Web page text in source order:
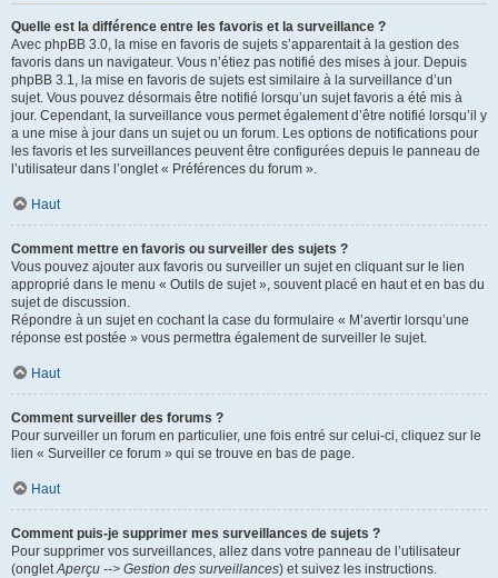
Quelle est la différence entre les favoris et la surveillance ?
Avec phpBB 3.0, la mise en favoris de sujets s’apparentait à la gestion des
favoris dans un navigateur. Vous n’étiez pas notifié des mises à jour. Depuis
phpBB 3.1, la mise en favoris de sujets est similaire à la surveillance d’un
sujet. Vous pouvez désormais être notifié lorsqu’un sujet favoris a été mis à
jour. Cependant, la surveillance vous permet également d’être notifié lorsqu’il y
a une mise à jour dans un sujet ou un forum. Les options de notifications pour
les favoris et les surveillances peuvent être configurées depuis le panneau de
l’utilisateur dans l’onglet « Préférences du forum ».
Haut
Comment mettre en favoris ou surveiller des sujets ?
Vous pouvez ajouter aux favoris ou surveiller un sujet en cliquant sur le lien
approprié dans le menu « Outils de sujet », souvent placé en haut et en bas du
sujet de discussion.
Répondre à un sujet en cochant la case du formulaire « M’avertir lorsqu’une
réponse est postée » vous permettra également de surveiller le sujet.
Haut
Comment surveiller des forums ?
Pour surveiller un forum en particulier, une fois entré sur celui-ci, cliquez sur le
lien « Surveiller ce forum » qui se trouve en bas de page.
Haut
Comment puis-je supprimer mes surveillances de sujets ?
Pour supprimer vos surveillances, allez dans votre panneau de l’utilisateur
(onglet Aperçu --> Gestion des surveillances) et suivez les instructions.